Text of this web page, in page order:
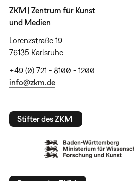
ZKM | Zentrum für Kunst
und Medien
Lorenzstraße 19
76135 Karlsruhe
+49 (0) 721 - 8100 - 1200
info@zkm.de
Stifter des ZKM